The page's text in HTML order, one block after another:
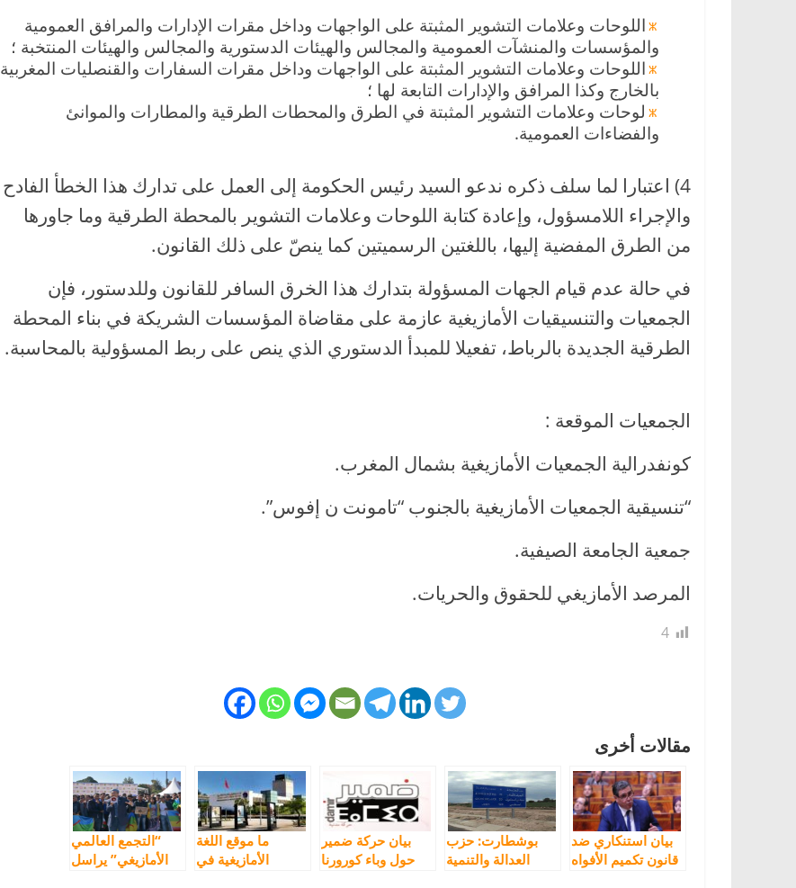
اللوحات وعلامات التشوير المثبتة على الواجهات وداخل مقرات الإدارات والمرافق العمومية
والمؤسسات والمنشآت العمومية والمجالس والهيئات الدستورية والمجالس والهيئات المنتخبة ؛
اللوحات وعلامات التشوير المثبتة على الواجهات وداخل مقرات السفارات والقنصليات المغربية
بالخارج وكذا المرافق والإدارات التابعة لها ؛
لوحات وعلامات التشوير المثبتة في الطرق والمحطات الطرقية والمطارات والموانئ
والفضاءات العمومية.
4) اعتبارا لما سلف ذكره ندعو السيد رئيس الحكومة إلى العمل على تدارك هذا الخطأ الفادح
والإجراء اللامسؤول، وإعادة كتابة اللوحات وعلامات التشوير بالمحطة الطرقية وما جاورها
من الطرق المفضية إليها، باللغتين الرسميتين كما ينصّ على ذلك القانون.
في حالة عدم قيام الجهات المسؤولة بتدارك هذا الخرق السافر للقانون وللدستور، فإن
الجمعيات والتنسيقيات الأمازيغية عازمة على مقاضاة المؤسسات الشريكة في بناء المحطة
الطرقية الجديدة بالرباط، تفعيلا للمبدأ الدستوري الذي ينص على ربط المسؤولية بالمحاسبة.
الجمعيات الموقعة :
كونفدرالية الجمعيات الأمازيغية بشمال المغرب.
“تنسيقية الجمعيات الأمازيغية بالجنوب “تامونت ن إفوس”.
جمعية الجامعة الصيفية.
المرصد الأمازيغي للحقوق والحريات.
4
مقالات أخرى
بيان استنكاري ضد
قانون تكميم الأفواه
بوشطارت: حزب
العدالة والتنمية
بيان حركة ضمير
حول وباء كورورنا
ما موقع اللغة
الأمازيغية في
“التجمع العالمي
الأمازيغي” يراسل